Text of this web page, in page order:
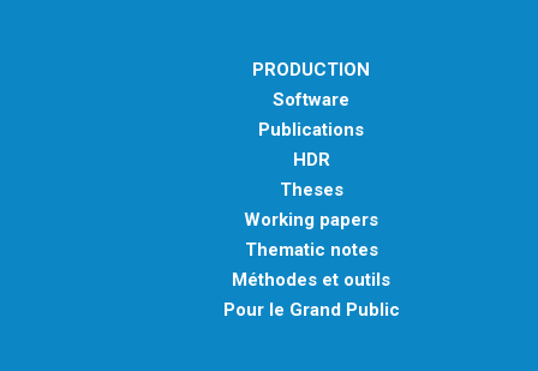
PRODUCTION
Software
Publications
HDR
Theses
Working papers
Thematic notes
Méthodes et outils
Pour le Grand Public